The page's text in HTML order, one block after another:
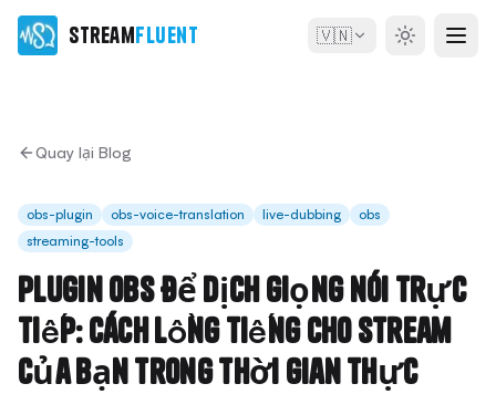
StreamFluent 🇻🇳
Quay lại Blog
obs-plugin obs-voice-translation live-dubbing
obs
streaming-tools
Plugin OBS để dịch giọng nói trực
tiếp: Cách lồng tiếng cho stream
của bạn trong thời gian thực